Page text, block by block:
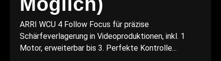
ARRI WCU 4 Follow Focus für präzise
Schärfeverlagerung in Videoproduktionen, inkl. 1
Motor, erweiterbar bis 3. Perfekte Kontrolle...